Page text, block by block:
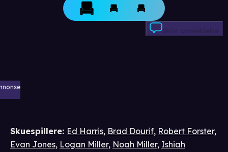
Skriv anmeldelse
Skuespillere: Ed Harris, Brad Dourif, Robert Forster,
Evan Jones, Logan Miller, Noah Miller, Ishiah